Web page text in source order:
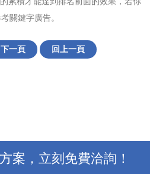
關鍵字廣告。
下一頁 回上一頁
案，立刻免費洽詢！